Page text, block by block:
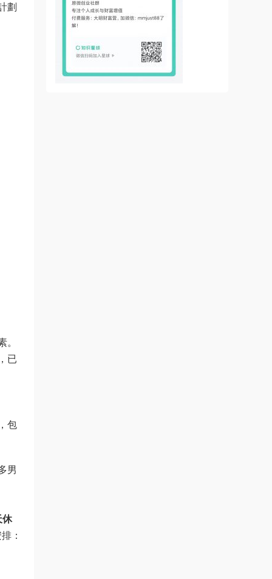
劃
已
包
男
休
：